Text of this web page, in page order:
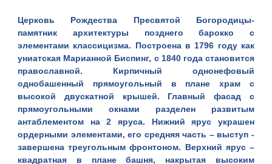
Церковь Рождества Пресвятой Богородицы-
памятник архитектуры позднего барокко с
элементами классицизма. Построена в 1796 году как
униатская Марианной Биспинг, с 1840 года становится
православной. Кирпичный однонефовый
однобашенный прямоугольный в плане храм с
высокой двускатной крышей. Главный фасад с
прямоугольными окнами разделен развитым
антаблементом на 2 яруса. Нижний ярус украшен
ордерными элементами, его средняя часть – выступ -
завершена треугольным фронтоном. Верхний ярус –
квадратная в плане башня, накрытая высоким